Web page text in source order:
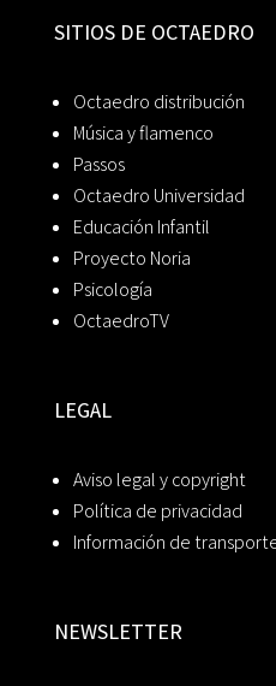
SITIOS DE OCTAEDRO
Octaedro distribución
Música y flamenco
Passos
Octaedro Universidad
Educación Infantil
Proyecto Noria
Psicología
OctaedroTV
LEGAL
Aviso legal y copyright
Política de privacidad
Información de
NEWSLETTER